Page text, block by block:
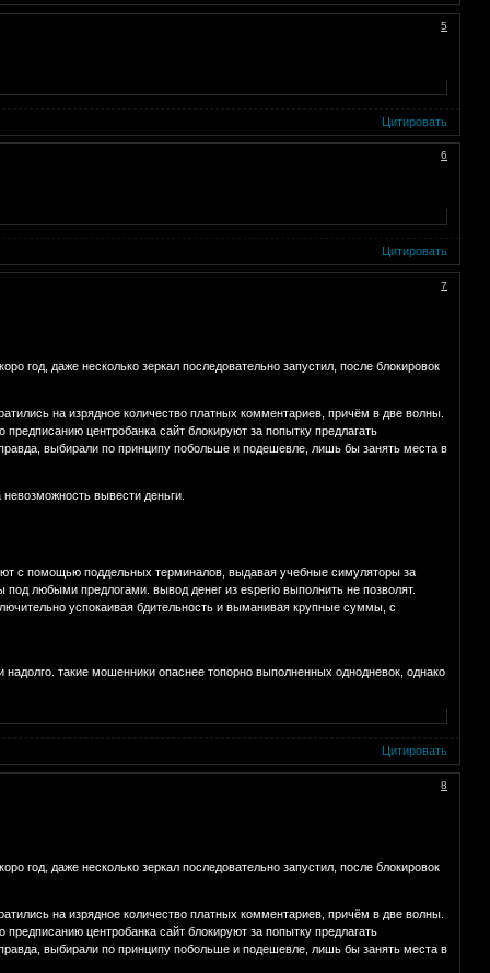
5
Цитировать
6
Цитировать
7
год, даже несколько зеркал последовательно запустил, после блокировок
на изрядное количество платных комментариев, причём в две волны.
центробанка сайт блокируют за попытку предлагать
выбирали по принципу побольше и подешевле, лишь бы занять места в
вывести деньги.
с помощью поддельных терминалов, выдавая учебные симуляторы за
любыми предлогами. вывод денег из esperio выполнить не позволят.
успокаивая бдительность и выманивая крупные суммы, с
такие мошенники опаснее топорно выполненных однодневок, однако
Цитировать
8
год, даже несколько зеркал последовательно запустил, после блокировок
на изрядное количество платных комментариев, причём в две волны.
центробанка сайт блокируют за попытку предлагать
выбирали по принципу побольше и подешевле, лишь бы занять места в